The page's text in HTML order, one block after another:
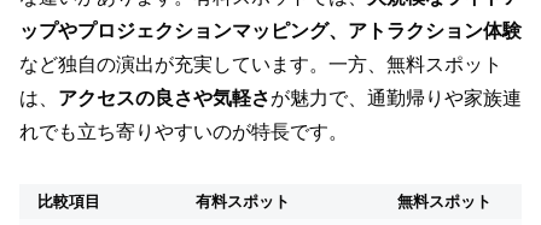
ップやプロジェクションマッピング、アトラクション体験
など独自の演出が充実しています。一方、無料スポット
は、 アクセスの良さや気軽さが魅力で、通勤帰りや家族連
れでも立ち寄りやすいのが特長です。
比較項目 有料スポット
無料スポット